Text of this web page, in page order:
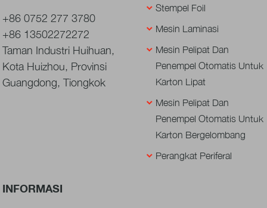
+86 0752 277 3780
+86 13502272272
Taman Industri Huihuan,
Kota Huizhou, Provinsi
Guangdong, Tiongkok
Stempel Foil
Mesin Laminasi
Mesin Pelipat Dan
Penempel Otomatis Untuk
Karton Lipat
Mesin Pelipat Dan
Penempel Otomatis Untuk
Karton Bergelombang
Perangkat Periferal
INFORMASI